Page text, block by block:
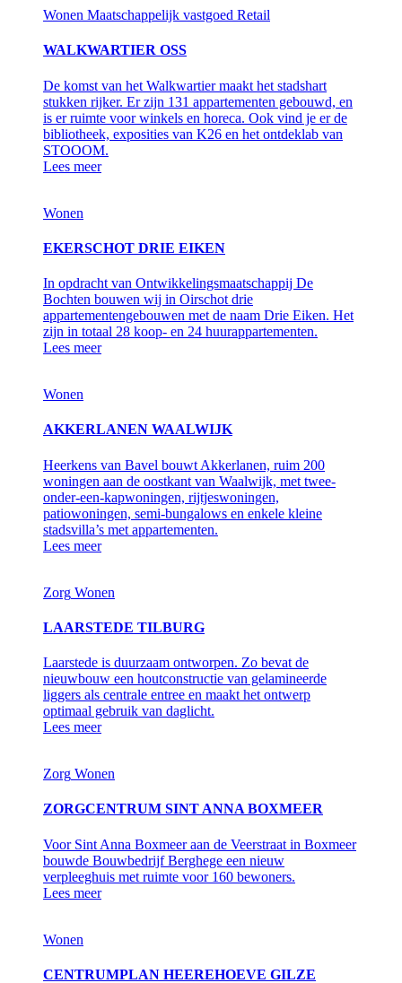
Wonen Maatschappelijk vastgoed Retail
WALKWARTIER OSS
De komst van het Walkwartier maakt het stadshart
stukken rijker. Er zijn 131 appartementen gebouwd, en
is er ruimte voor winkels en horeca. Ook vind je er de
bibliotheek, exposities van K26 en het ontdeklab van
STOOOM.
Lees meer
Wonen
EKERSCHOT DRIE EIKEN
In opdracht van Ontwikkelingsmaatschappij De
Bochten bouwen wij in Oirschot drie
appartementengebouwen met de naam Drie Eiken. Het
zijn in totaal 28 koop- en 24 huurappartementen.
Lees meer
Wonen
AKKERLANEN WAALWIJK
Heerkens van Bavel bouwt Akkerlanen, ruim 200
woningen aan de oostkant van Waalwijk, met twee-
onder-een-kapwoningen, rijtjeswoningen,
patiowoningen, semi-bungalows en enkele kleine
stadsvilla’s met appartementen.
Lees meer
Zorg Wonen
LAARSTEDE TILBURG
Laarstede is duurzaam ontworpen. Zo bevat de
nieuwbouw een houtconstructie van gelamineerde
liggers als centrale entree en maakt het ontwerp
optimaal gebruik van daglicht.
Lees meer
Zorg Wonen
ZORGCENTRUM SINT ANNA BOXMEER
Voor Sint Anna Boxmeer aan de Veerstraat in Boxmeer
bouwde Bouwbedrijf Berghege een nieuw
verpleeghuis met ruimte voor 160 bewoners.
Lees meer
Wonen
CENTRUMPLAN HEEREHOEVE GILZE